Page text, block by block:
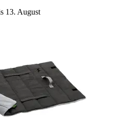
13. August